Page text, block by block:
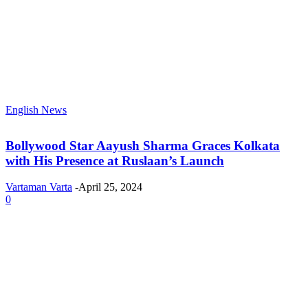
English News
Bollywood Star Aayush Sharma Graces Kolkata
with His Presence at Ruslaan’s Launch
Vartaman Varta -April 25, 2024
0